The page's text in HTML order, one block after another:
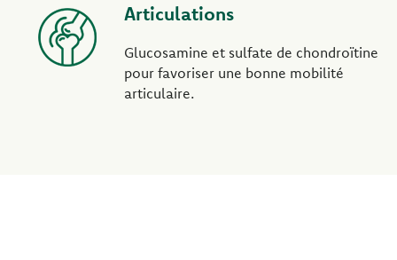
Articulations
Glucosamine et sulfate de chondroïtine
pour favoriser une bonne mobilité
articulaire.